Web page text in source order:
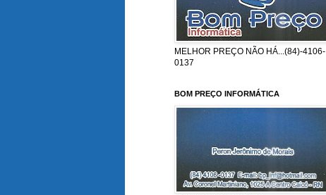
MELHOR PREÇO NÃO HÁ...(84)-4106-
0137
BOM PREÇO INFORMÁTICA